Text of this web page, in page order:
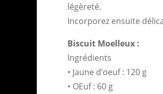
légèreté.
Incorporez ensuite
Biscuit Moelleux :
Ingrédients
• Jaune d’oeuf : 120 g
• OEuf : 60 g